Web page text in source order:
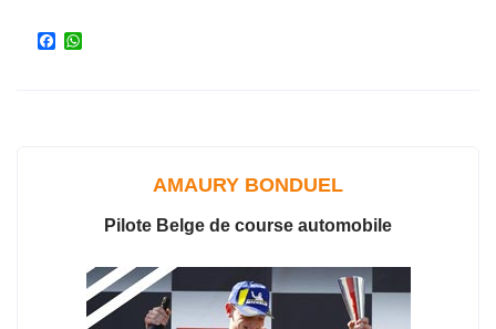
F
AMAURY BONDUEL
Pilote Belge de course automobile